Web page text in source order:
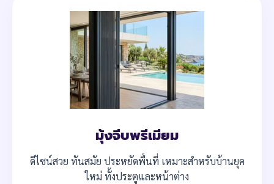
มุ้งจีบพรีเมียม
ดีไซน์สวย ทันสมัย ประหยัดพื้นที่ เหมาะสำหรับบ้านยุค
ใหม่ ทั้งประตูและหน้าต่าง